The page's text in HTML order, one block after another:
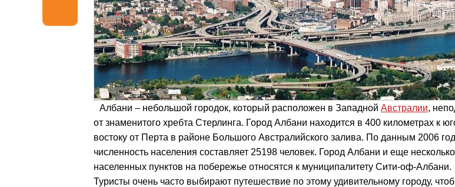
Албани – небольшой городок, который расположен в Западной Австралии,
от знаменитого хребта Стерлинга. Город Албани находится в 400 километрах к
востоку от Перта в районе Большого Австралийского залива. По данным 2006
численность населения составляет 25198 человек. Город Албани и еще несколько
населенных пунктов на побережье относятся к муниципалитету Сити-оф-Албани.
Туристы очень часто выбирают путешествие по этому удивительному городу,